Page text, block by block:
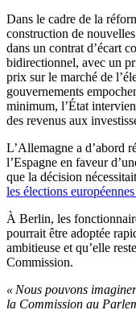
Dans le cadre de la
construction de
dans un contrat d’écart
bidirectionnel, avec un
prix sur le marché de
gouvernements
minimum, l’État
des revenus aux
L’Allemagne a d’abord
l’Espagne en faveur
que la décision
les élections
À Berlin, les
pourrait être adoptée
ambitieuse et qu’elle
Commission.
« Nous pouvons
la Commission au